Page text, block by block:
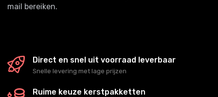
mail bereiken.
Direct en snel uit voorraad leverbaar
Snelle levering met lage prijzen
Ruime keuze kerstpakketten